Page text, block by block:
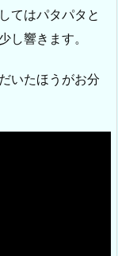
てはパタパタと
し響きます。
いたほうがお分